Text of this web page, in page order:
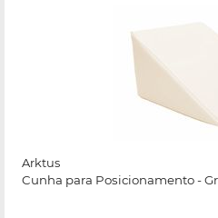
Arktus
Cunha para Posicionamento -